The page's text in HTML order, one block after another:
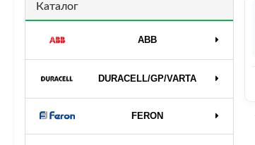
Каталог
ABB
DURAСELL/GP/VARTA
FERON